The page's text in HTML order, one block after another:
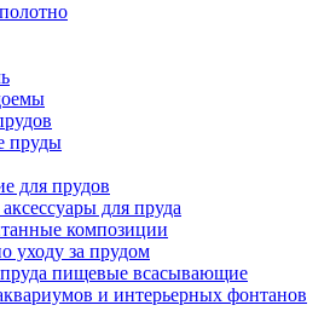
пруды
для прудов
для пруда
композиции
уходу за прудом
пищевые всасывающие
и интерьерных фонтанов